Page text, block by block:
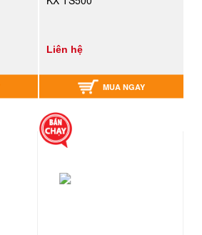
Liên hệ
MUA NGAY